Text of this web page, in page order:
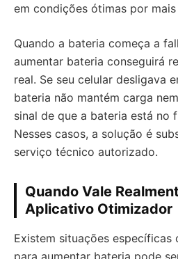
em condições ótimas por
Quando a bateria começa a
aumentar bateria conseguirá
real. Se seu celular desligava
bateria não mantém carga
sinal de que a bateria está no
Nesses casos, a solução é
serviço técnico autorizado.
Quando Vale
Aplicativo Otimizador
Existem situações específicas